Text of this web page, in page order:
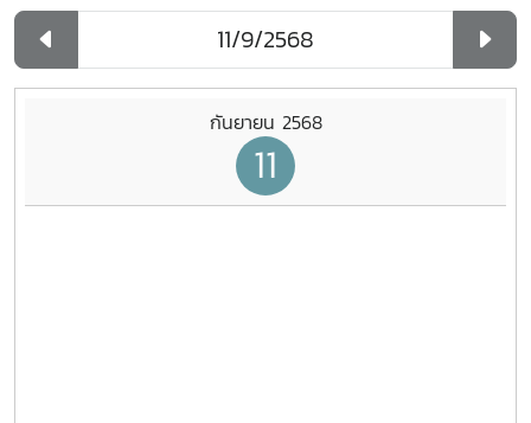
กันยายน 2568
11